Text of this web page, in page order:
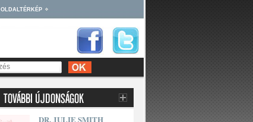
OLDALTÉRKÉP
DR. JULIE SMITH